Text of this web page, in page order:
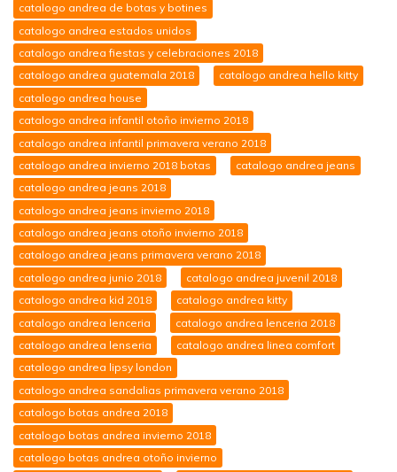
catalogo andrea de botas y botines
catalogo andrea estados unidos
catalogo andrea fiestas y celebraciones 2018
catalogo andrea guatemala 2018
catalogo andrea hello kitty
catalogo andrea house
catalogo andrea infantil otoño invierno 2018
catalogo andrea infantil primavera verano 2018
catalogo andrea invierno 2018 botas
catalogo andrea jeans
catalogo andrea jeans 2018
catalogo andrea jeans invierno 2018
catalogo andrea jeans otoño invierno 2018
catalogo andrea jeans primavera verano 2018
catalogo andrea junio 2018
catalogo andrea juvenil 2018
catalogo andrea kid 2018
catalogo andrea kitty
catalogo andrea lenceria
catalogo andrea lenceria 2018
catalogo andrea lenseria
catalogo andrea linea comfort
catalogo andrea lipsy london
catalogo andrea sandalias primavera verano 2018
catalogo botas andrea 2018
catalogo botas andrea invierno 2018
catalogo botas andrea otoño invierno